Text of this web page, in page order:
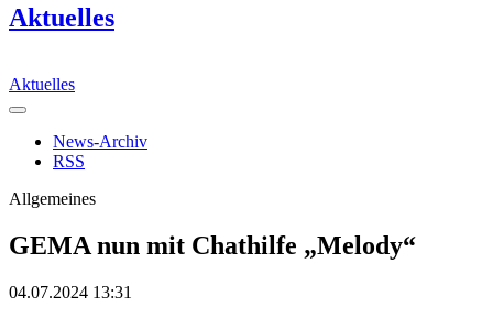
Aktuelles
Aktuelles
News-Archiv
RSS
Allgemeines
GEMA nun mit Chathilfe „Melody“
04.07.2024 13:31